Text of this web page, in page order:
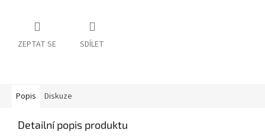
ZEPTAT SE SDÍLET
Popis Diskuze
Detailní popis produktu